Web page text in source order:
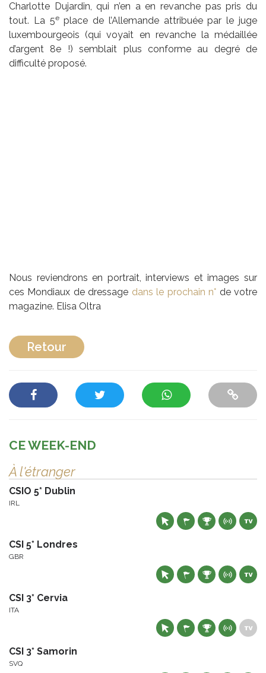
Charlotte Dujardin, qui n’en a en revanche pas pris du
tout. La 5eplace de l’Allemande attribuée par le juge
luxembourgeois (qui voyait en revanche la médaillée
d’argent 8e !) semblait plus conforme au degré de
difficulté proposé.
Nous reviendrons en portrait, interviews et images sur
ces Mondiaux de dressage dans le prochain n° de votre
magazine. Elisa Oltra
Retour
CE WEEK-END
À l'étranger
CSIO 5* Dublin
IRL
CSI 5* Londres
GBR
CSI 3* Cervia
ITA
CSI 3* Samorin
SVQ